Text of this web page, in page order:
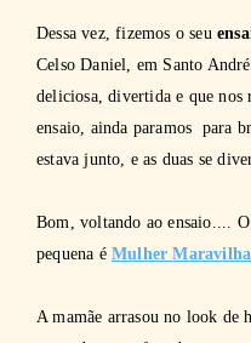
Dessa vez, fizemos o seu
Celso Daniel, em Santo
deliciosa, divertida e que nos
ensaio, ainda paramos para
estava junto, e as duas se
Bom, voltando ao ensaio.... O
pequena éMulher Maravilha
A mamãe arrasou no look de